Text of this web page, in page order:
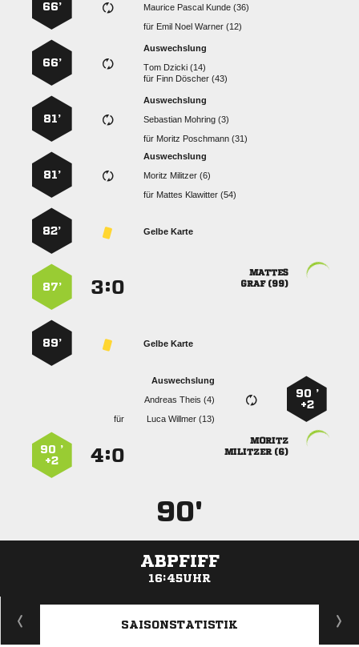
   
für    
66’
Auswechslung
  
für   
66’
Auswechslung
  
für   
81’
Auswechslung
  
für   
81’
Gelbe Karte
82’

 
:
87’
Gelbe Karte
89’
90 ’
+2
Auswechslung
  
für
  

 
:
90 ’
+2
90'
ABPFIFF
16:45UHR
ANZEIGE
SAISONSTATISTIK